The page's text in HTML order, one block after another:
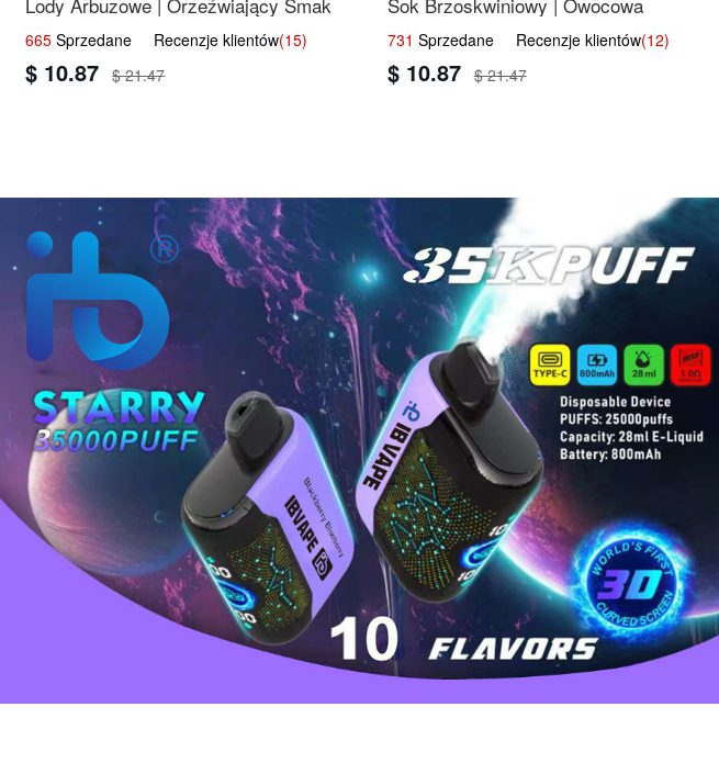
665 Sprzedane Recenzje klientów(15)
$ 10.87 $ 21.47
Świeżość
731 Sprzedane Recenzje klientów(12)
$ 10.87 $ 21.47